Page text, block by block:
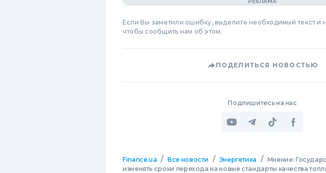
Если Вы заметили ошибку, выделите необходимый текст и
чтобы сообщить нам об этом.
ПОДЕЛИТЬСЯ НОВОСТЬЮ
Подпишитесь на нас
Finance.ua / Все новости / Энергетика /
Мнение:
изменять сроки перехода на новые стандарты качества